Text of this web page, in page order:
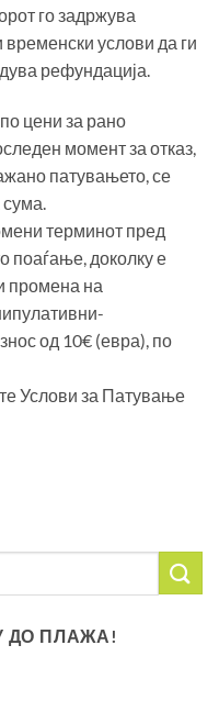
го задржува
услови да ги
рефундација.
цени за рано
момент за отказ,
патувањето, се
сума.
терминот пред
поаѓање, доколку е
промена на
од 10€ (евра), по
Услови за Патување
ДО ПЛАЖА!